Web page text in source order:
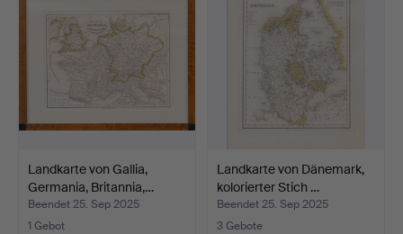
Landkarte von Gallia,
Germania, Britannia,…
Beendet 25. Sep 2025
1 Gebot
Landkarte von Dänemark,
kolorierter Stich …
Beendet 25. Sep 2025
3 Gebote